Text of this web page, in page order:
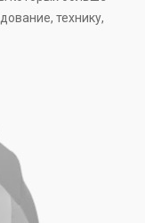
технику,